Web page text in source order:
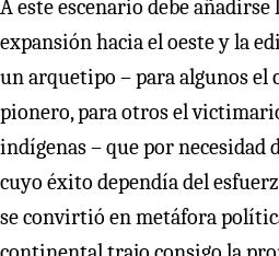
A este escenario debe
expansión hacia el oeste y la
un arquetipo – para algunos el
pionero, para otros el
indígenas – que por necesidad
cuyo éxito dependía del
se convirtió en metáfora